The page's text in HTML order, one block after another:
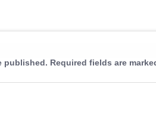
published. Required fields are